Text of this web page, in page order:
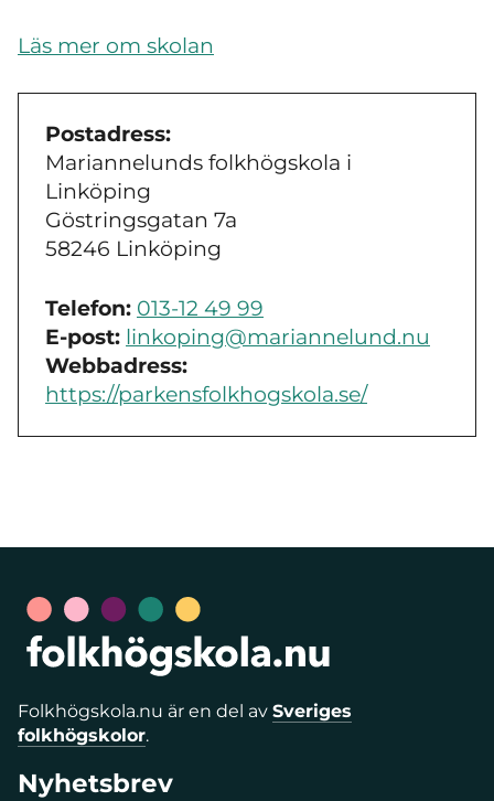
Läs mer om skolan
Postadress:
Mariannelunds folkhögskola i
Linköping
Göstringsgatan 7a
58246 Linköping
Telefon: 013-12 49 99
E-post: linkoping@mariannelund.nu
Webbadress:
https://parkensfolkhogskola.se/
Folkhögskola.nu är en del av Sveriges
folkhögskolor.
Nyhetsbrev